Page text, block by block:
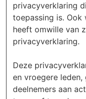
privacyverklaring
toepassing is.
heeft omwille van
privacyverklaring.
Deze
en vroegere leden,
deelnemers aan